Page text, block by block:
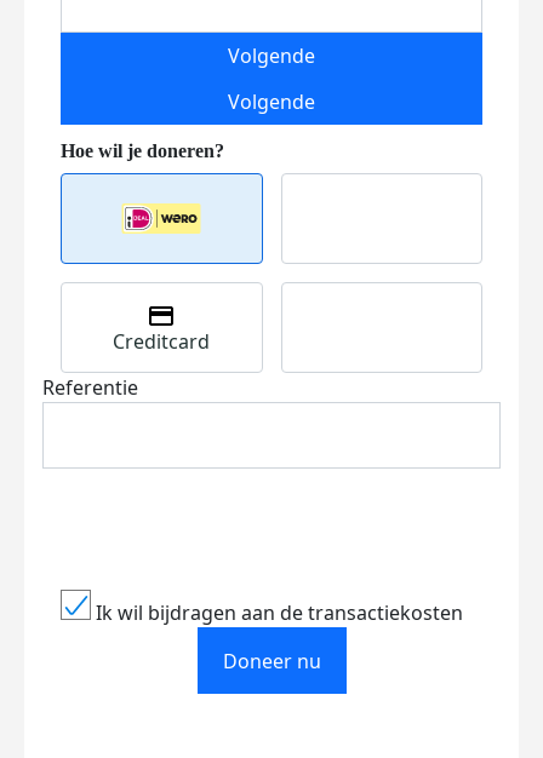
Volgende
Volgende
Creditcard
Referentie
Ik wil bijdragen aan de transactiekosten
Doneer nu